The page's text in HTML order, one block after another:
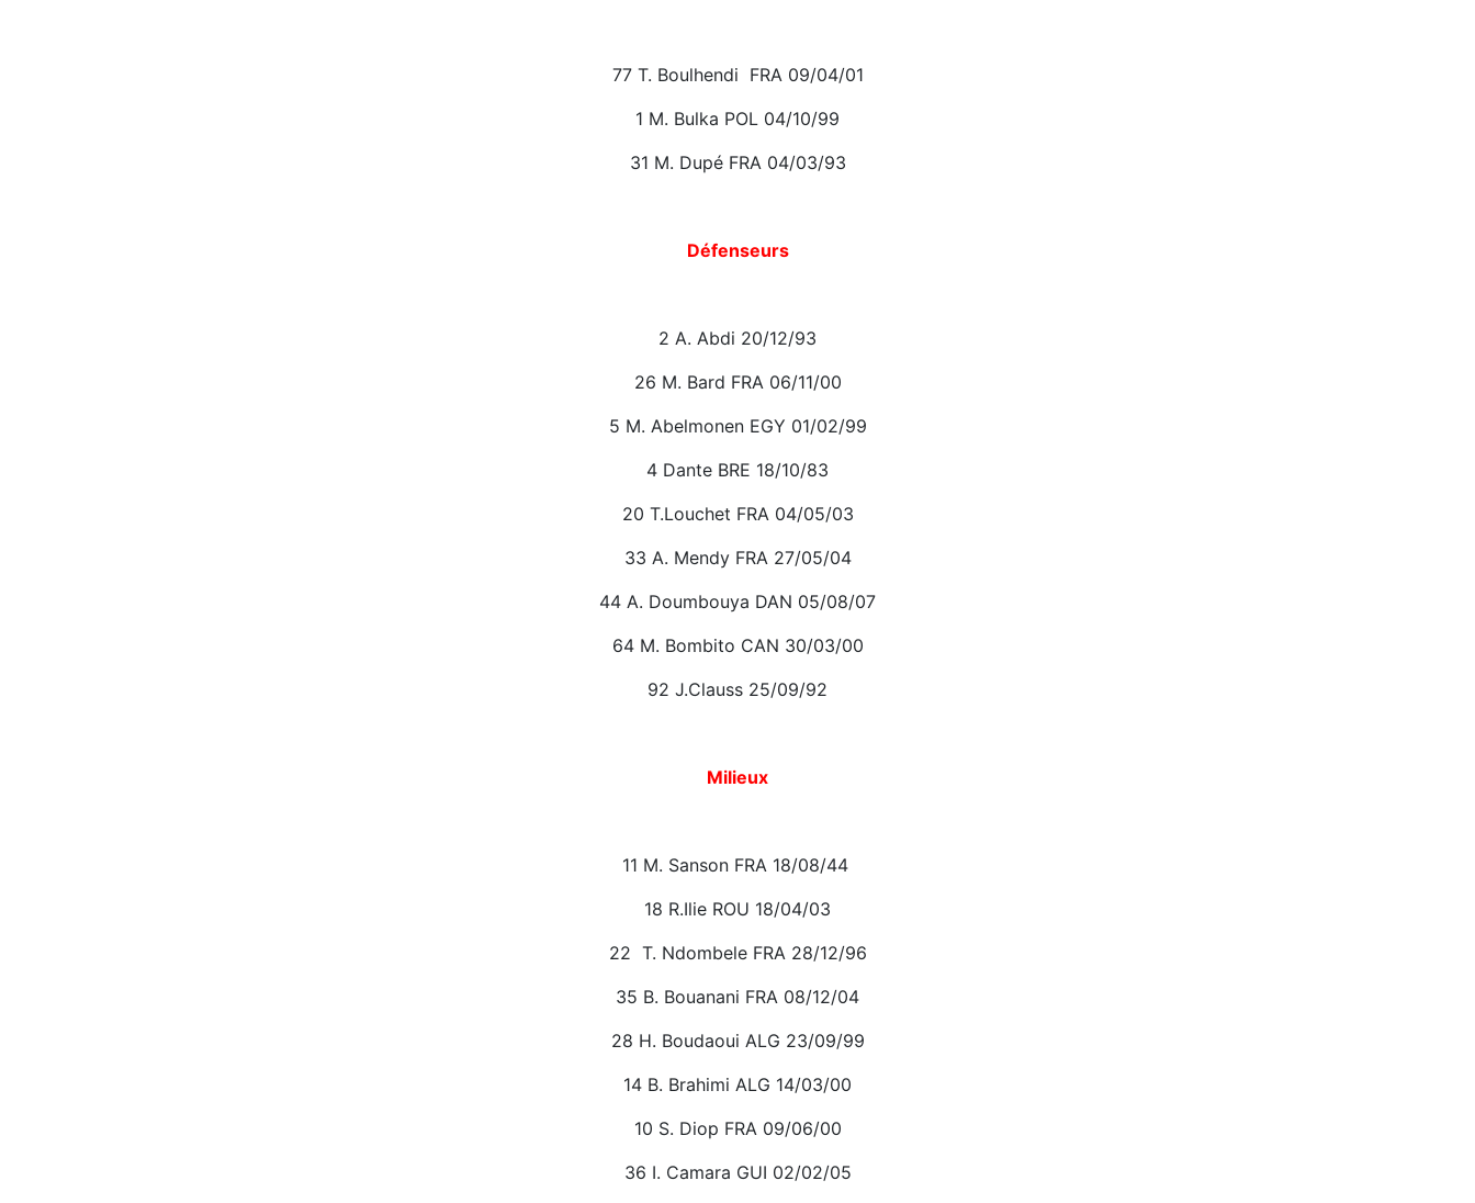
77 T. Boulhendi FRA 09/04/01
1 M. Bulka POL 04/10/99
31 M. Dupé FRA 04/03/93
Défenseurs
2 A. Abdi 20/12/93
26 M. Bard FRA 06/11/00
5 M. Abelmonen EGY 01/02/99
4 Dante BRE 18/10/83
20 T.Louchet FRA 04/05/03
33 A. Mendy FRA 27/05/04
44 A. Doumbouya DAN 05/08/07
64 M. Bombito CAN 30/03/00
92 J.Clauss 25/09/92
Milieux
11 M. Sanson FRA 18/08/44
18 R.Ilie ROU 18/04/03
22 T. Ndombele FRA 28/12/96
35 B. Bouanani FRA 08/12/04
28 H. Boudaoui ALG 23/09/99
14 B. Brahimi ALG 14/03/00
10 S. Diop FRA 09/06/00
36 I. Camara GUI 02/02/05